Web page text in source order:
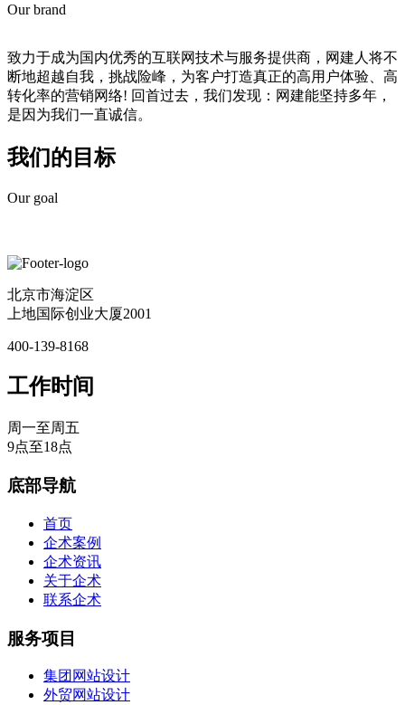
Our brand
致力于成为国内优秀的互联网技术与服务提供商，网建人将不
断地超越自我，挑战险峰，为客户打造真正的高用户体验、高
转化率的营销网络! 回首过去，我们发现：网建能坚持多年，
是因为我们一直诚信。
我们的目标
Our goal
北京市海淀区
上地国际创业大厦2001
400-139-8168
工作时间
周一至周五
9点至18点
底部导航
首页
企术案例
企术资讯
关于企术
联系企术
服务项目
集团网站设计
外贸网站设计